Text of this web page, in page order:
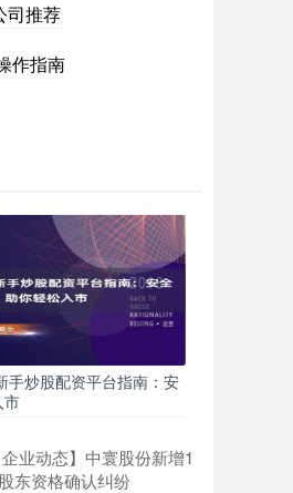
司推荐
作指南
手炒股配资平台指南：安
市
业动态】中寰股份新增1
东资格确认纠纷